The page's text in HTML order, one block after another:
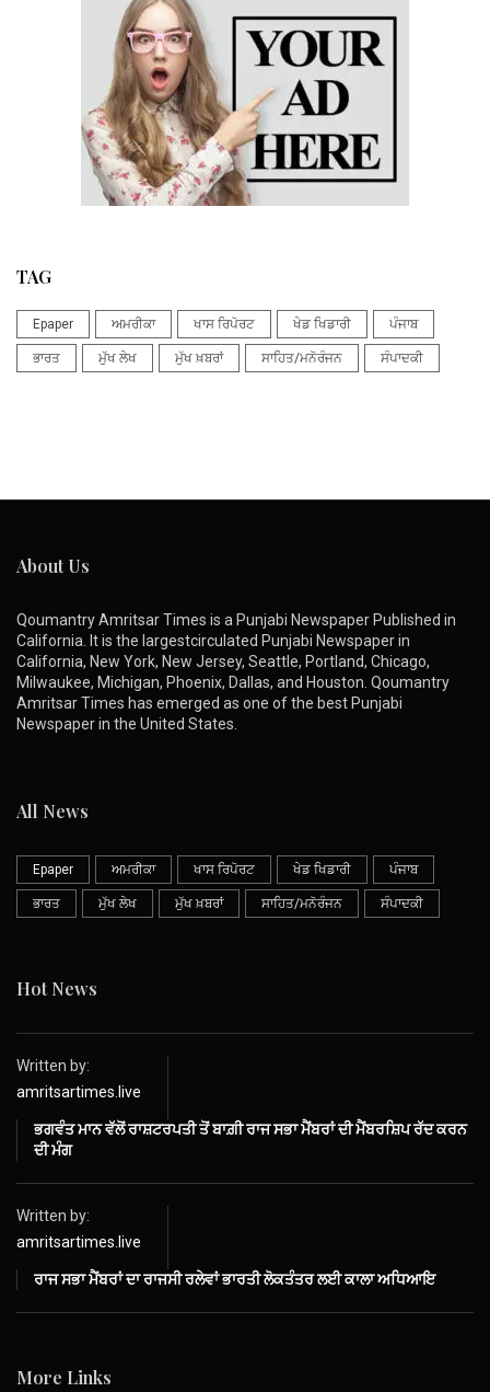
TAG
Epaper ਅਮਰੀਕਾ ਖਾਸ ਰਿਪੋਰਟ ਖੇਡ ਖਿਡਾਰੀ ਪੰਜਾਬ
ਭਾਰਤ ਮੁੱਖ ਲੇਖ ਮੁੱਖ ਖ਼ਬਰਾਂ ਸਾਹਿਤ/ਮਨੋਰੰਜਨ ਸੰਪਾਦਕੀ
About Us
Qoumantry Amritsar Times is a Punjabi Newspaper Published in
California. It is the largestcirculated Punjabi Newspaper in
California, New York, New Jersey, Seattle, Portland, Chicago,
Milwaukee, Michigan, Phoenix, Dallas, and Houston. Qoumantry
Amritsar Times has emerged as one of the best Punjabi
Newspaper in the United States.
All News
Epaper ਅਮਰੀਕਾ ਖਾਸ ਰਿਪੋਰਟ ਖੇਡ ਖਿਡਾਰੀ ਪੰਜਾਬ
ਭਾਰਤ ਮੁੱਖ ਲੇਖ ਮੁੱਖ ਖ਼ਬਰਾਂ ਸਾਹਿਤ/ਮਨੋਰੰਜਨ ਸੰਪਾਦਕੀ
Hot News
Written by:
amritsartimes.live
ਭਗਵੰਤ ਮਾਨ ਵੱਲੋਂ ਰਾਸ਼ਟਰਪਤੀ ਤੋਂ ਬਾਗ਼ੀ ਰਾਜ ਸਭਾ ਮੈਂਬਰਾਂ ਦੀ ਮੈਂਬਰਸ਼ਿਪ ਰੱਦ ਕਰਨ
ਦੀ ਮੰਗ
Written by:
amritsartimes.live
ਰਾਜ ਸਭਾ ਮੈਂਬਰਾਂ ਦਾ ਰਾਜਸੀ ਰਲੇਵਾਂ ਭਾਰਤੀ ਲੋਕਤੰਤਰ ਲਈ ਕਾਲਾ ਅਧਿਆਇ
More Links